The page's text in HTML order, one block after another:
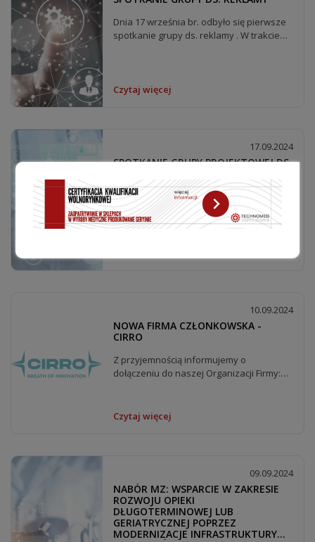
Dnia 17 września br. odbyło się pierwsze
spotkanie grupy ds. reklamy . W trakcie
Czytaj więcej
17.09.2024
SPOTKANIE GRUPY PROJEKTOWEJ DS.
W dniu 13 września 2024 r. odbyło się
spotkanie grupy projektowej ds. protetyki
indywidulanej....
10.09.2024
NOWA FIRMA CZŁONKOWSKA -
CIRRO
Z przyjemnością informujemy o
dołączeniu do naszej Organizacji Firmy:
Czytaj więcej
09.09.2024
NABÓR MZ: WSPARCIE W ZAKRESIE
ROZWOJU OPIEKI
DŁUGOTERMINOWEJ LUB
GERIATRYCZNEJ POPRZEZ
MODERNIZACJE INFRASTRUKTURY